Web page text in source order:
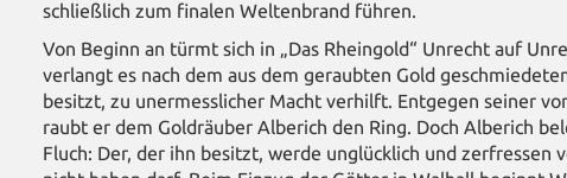
schließlich zum finalen Weltenbrand führen.
Von Beginn an türmt sich in „Das Rheingold“ Unrecht auf
verlangt es nach dem aus dem geraubten Gold
besitzt, zu unermesslicher Macht verhilft. Entgegen seiner
raubt er dem Goldräuber Alberich den Ring. Doch Alberich
Fluch: Der, der ihn besitzt, werde unglücklich und zerfressen